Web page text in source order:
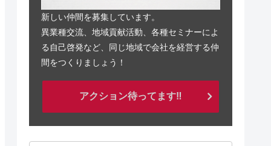
新しい仲間を募集しています。
異業種交流、地域貢献活動、各種セミナーによ
る自己啓発など、同じ地域で会社を経営する仲
間をつくりましょう！
アクション待ってます‼